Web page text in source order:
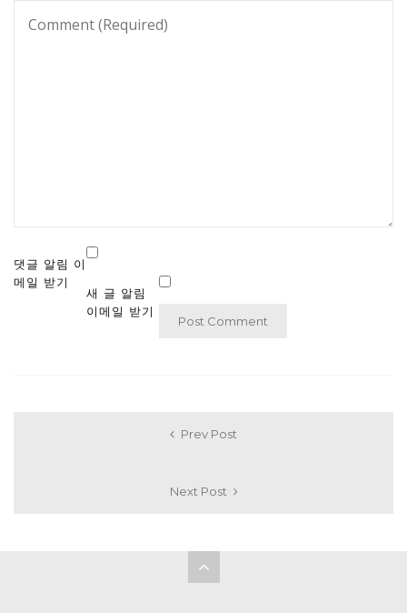
댓글 알림 이
메일 받기
새 글 알림
이메일 받기
Prev Post
Next Post